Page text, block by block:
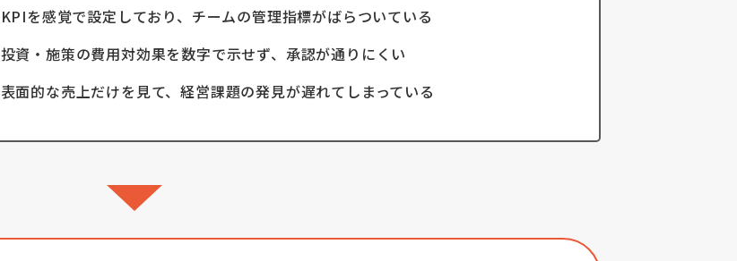
KPIを感覚で設定しており、チームの管理指標がばらついている
投資・施策の費用対効果を数字で示せず、承認が通りにくい
表面的な売上だけを見て、経営課題の発見が遅れてしまっている